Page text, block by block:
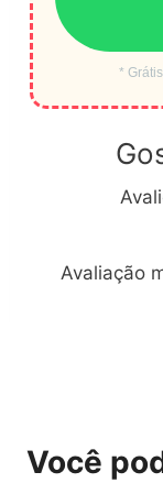
*
Avaliação
Você